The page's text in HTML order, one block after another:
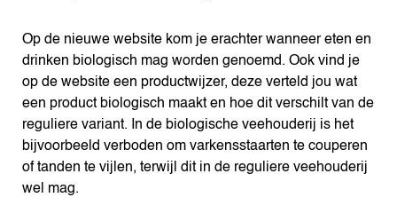
Op de nieuwe website kom je erachter wanneer eten en
drinken biologisch mag worden genoemd. Ook vind je
op de website een productwijzer, deze verteld jou wat
een product biologisch maakt en hoe dit verschilt van de
reguliere variant. In de biologische veehouderij is het
bijvoorbeeld verboden om varkensstaarten te couperen
of tanden te vijlen, terwijl dit in de reguliere veehouderij
wel mag.